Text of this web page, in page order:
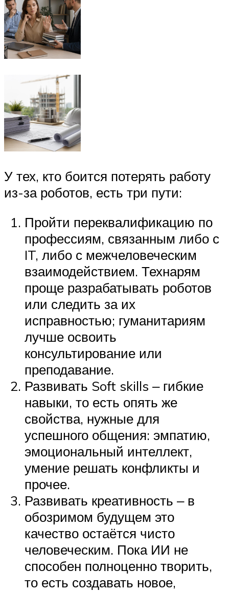
У тех, кто боится потерять работу
из-за роботов, есть три пути:
Пройти переквалификацию по
профессиям, связанным либо с
IT, либо с межчеловеческим
взаимодействием. Технарям
проще разрабатывать роботов
или следить за их
исправностью; гуманитариям
лучше освоить
консультирование или
преподавание.
Развивать Soft skills ‒ гибкие
навыки, то есть опять же
свойства, нужные для
успешного общения: эмпатию,
эмоциональный интеллект,
умение решать конфликты и
прочее.
Развивать креативность ‒ в
обозримом будущем это
качество остаётся чисто
человеческим. Пока ИИ не
способен полноценно творить,
то есть создавать новое,